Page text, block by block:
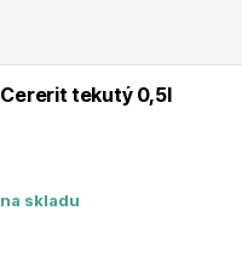
Cererit tekutý 0,5l
na skladu